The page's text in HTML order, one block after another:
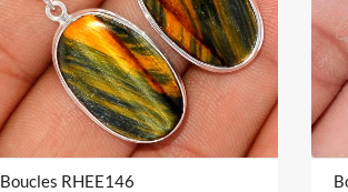
Boucles RHEE146